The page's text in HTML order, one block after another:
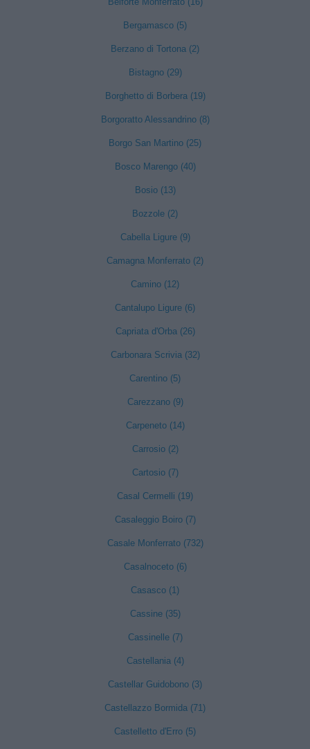
Bergamasco (5)
Berzano di Tortona (2)
Bistagno (29)
Borghetto di Borbera (19)
Borgoratto Alessandrino (8)
Borgo San Martino (25)
Bosco Marengo (40)
Bosio (13)
Bozzole (2)
Cabella Ligure (9)
Camagna Monferrato (2)
Camino (12)
Cantalupo Ligure (6)
Capriata d'Orba (26)
Carbonara Scrivia (32)
Carentino (5)
Carezzano (9)
Carpeneto (14)
Carrosio (2)
Cartosio (7)
Casal Cermelli (19)
Casaleggio Boiro (7)
Casale Monferrato (732)
Casalnoceto (6)
Casasco (1)
Cassine (35)
Cassinelle (7)
Castellania (4)
Castellar Guidobono (3)
Castellazzo Bormida (71)
Castelletto d'Erro (5)